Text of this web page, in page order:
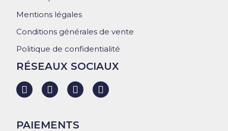
Mentions légales
Conditions générales de vente
Politique de confidentialité
RÉSEAUX SOCIAUX
PAIEMENTS